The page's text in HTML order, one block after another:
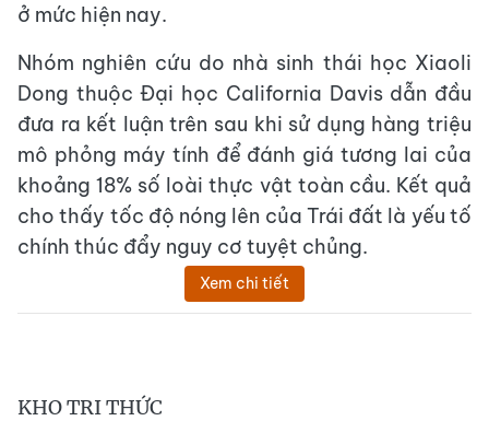
ở mức hiện nay.
Nhóm nghiên cứu do nhà sinh thái học Xiaoli
Dong thuộc Đại học California Davis dẫn đầu
đưa ra kết luận trên sau khi sử dụng hàng triệu
mô phỏng máy tính để đánh giá tương lai của
khoảng 18% số loài thực vật toàn cầu. Kết quả
cho thấy tốc độ nóng lên của Trái đất là yếu tố
chính thúc đẩy nguy cơ tuyệt chủng.
Xem chi tiết
KHO TRI THỨC